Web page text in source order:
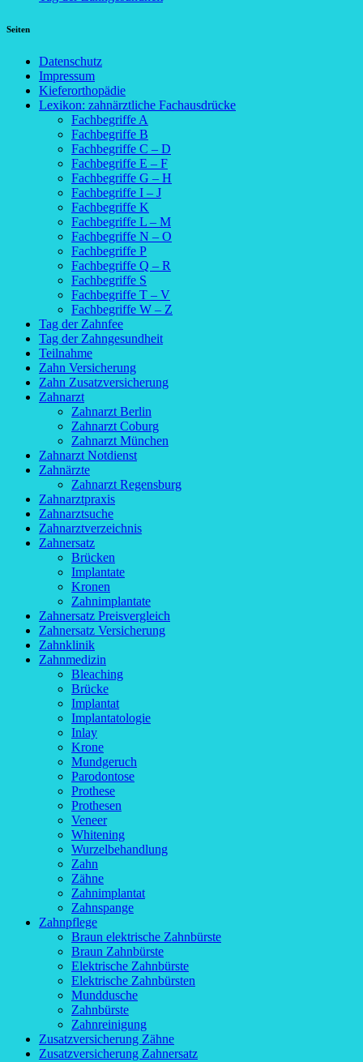
Seiten
Datenschutz
Impressum
Kieferorthopädie
Lexikon: zahnärztliche Fachausdrücke
Fachbegriffe A
Fachbegriffe B
Fachbegriffe C – D
Fachbegriffe E – F
Fachbegriffe G – H
Fachbegriffe I – J
Fachbegriffe K
Fachbegriffe L – M
Fachbegriffe N – O
Fachbegriffe P
Fachbegriffe Q – R
Fachbegriffe S
Fachbegriffe T – V
Fachbegriffe W – Z
Tag der Zahnfee
Tag der Zahngesundheit
Teilnahme
Zahn Versicherung
Zahn Zusatzversicherung
Zahnarzt
Zahnarzt Berlin
Zahnarzt Coburg
Zahnarzt München
Zahnarzt Notdienst
Zahnärzte
Zahnarzt Regensburg
Zahnarztpraxis
Zahnarztsuche
Zahnarztverzeichnis
Zahnersatz
Brücken
Implantate
Kronen
Zahnimplantate
Zahnersatz Preisvergleich
Zahnersatz Versicherung
Zahnklinik
Zahnmedizin
Bleaching
Brücke
Implantat
Implantatologie
Inlay
Krone
Mundgeruch
Parodontose
Prothese
Prothesen
Veneer
Whitening
Wurzelbehandlung
Zahn
Zähne
Zahnimplantat
Zahnspange
Zahnpflege
Braun elektrische Zahnbürste
Braun Zahnbürste
Elektrische Zahnbürste
Elektrische Zahnbürsten
Munddusche
Zahnbürste
Zahnreinigung
Zusatzversicherung Zähne
Zusatzversicherung Zahnersatz